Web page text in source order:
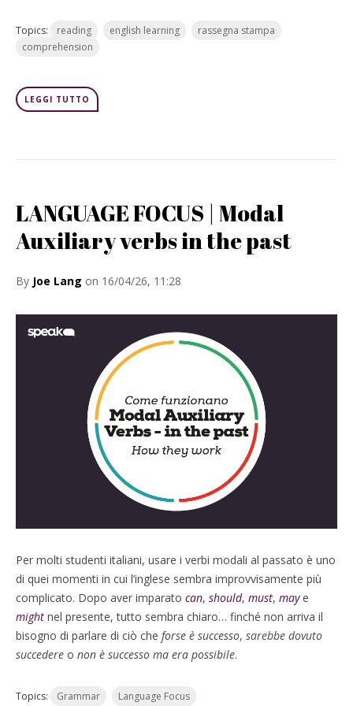
Topics: reading english learning
rassegna stampa
comprehension
LEGGI TUTTO
LANGUAGE FOCUS | Modal
Auxiliary verbs in the past
By Joe Lang on 16/04/26, 11:28
Per molti studenti italiani, usare i verbi modali al passato è uno
di quei momenti in cui l’inglese sembra improvvisamente più
complicato. Dopo aver imparato can, should, must, maye
might nel presente, tutto sembra chiaro… finché non arriva il
bisogno di parlare di ciò che forse è successo, sarebbe dovuto
succedere o non è successo ma era possibile.
Topics: Grammar Language Focus